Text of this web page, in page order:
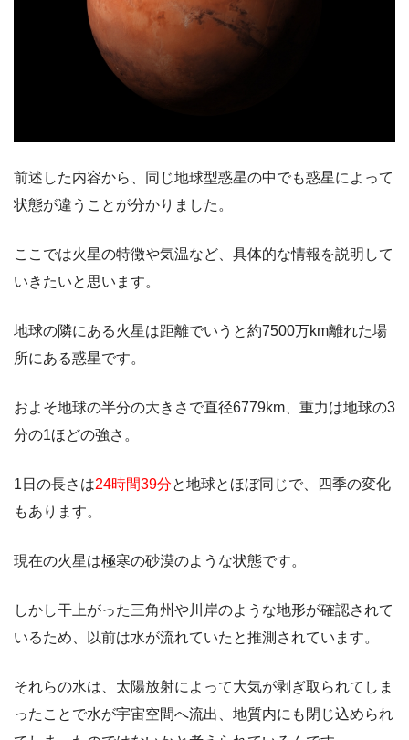
前述した内容から、同じ地球型惑星の中でも惑星によって
状態が違うことが分かりました。
ここでは火星の特徴や気温など、具体的な情報を説明して
いきたいと思います。
地球の隣にある火星は距離でいうと約7500万km離れた場
所にある惑星です。
およそ地球の半分の大きさで直径6779km
重力は地球の3
分の1ほどの強さ。
1日の長さは24時間39分と地球とほぼ同じで、四季の変化
もあります。
現在の火星は極寒の砂漠のような状態です。
しかし干上がった三角州や川岸のような地形が確認されて
いるため、以前は水が流れていたと推測されています。
それらの水は、太陽放射によって大気が剥ぎ取られてしま
ったことで水が宇宙空間へ流出、地質内にも閉じ込められ